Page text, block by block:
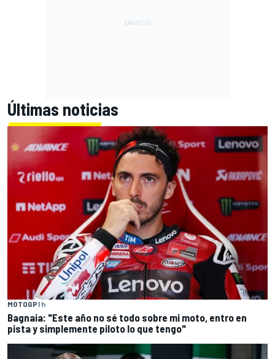
Últimas noticias
MOTOGP1 h
Bagnaia: "Este año no sé todo sobre mi moto, entro en
pista y simplemente piloto lo que tengo"